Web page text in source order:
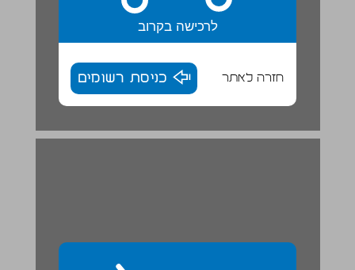
לרכישה בקרוב
חזרה לאתר כניסת רשומים
ככה זה בעברית ... 30